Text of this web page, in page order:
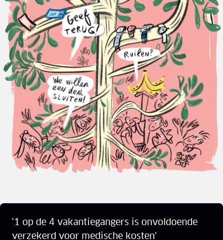
'1 op de 4 vakantiegangers is onvoldoende
verzekerd voor medische kosten'